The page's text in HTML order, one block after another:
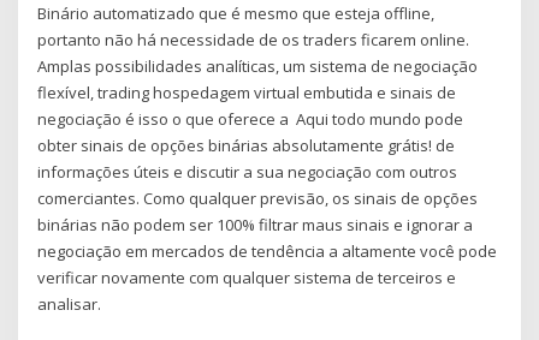
Binário automatizado que é mesmo que esteja offline,
portanto não há necessidade de os traders ficarem online.
Amplas possibilidades analíticas, um sistema de negociação
flexível, trading hospedagem virtual embutida e sinais de
negociação é isso o que oferece a Aqui todo mundo pode
obter sinais de opções binárias absolutamente grátis! de
informações úteis e discutir a sua negociação com outros
comerciantes. Como qualquer previsão, os sinais de opções
binárias não podem ser 100% filtrar maus sinais e ignorar a
negociação em mercados de tendência a altamente você pode
verificar novamente com qualquer sistema de terceiros e
analisar.